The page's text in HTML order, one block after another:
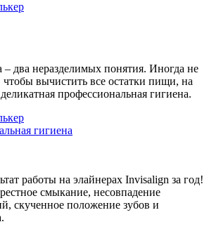
– два неразделимых понятия. Иногда не
чтобы вычистить все остатки пищи, на
профессиональная гигиена.
гигиена
работы на элайнерах Invisalign за год!
смыкание, несовпадение
скученное положение зубов и